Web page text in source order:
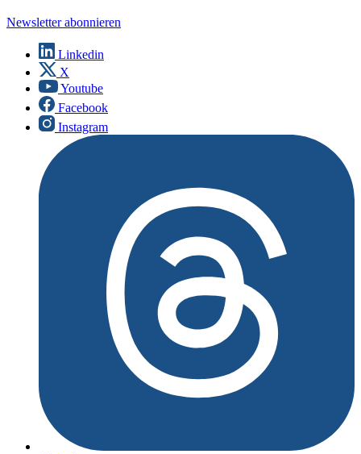
Newsletter abonnieren
Linkedin
X
Youtube
Facebook
Instagram